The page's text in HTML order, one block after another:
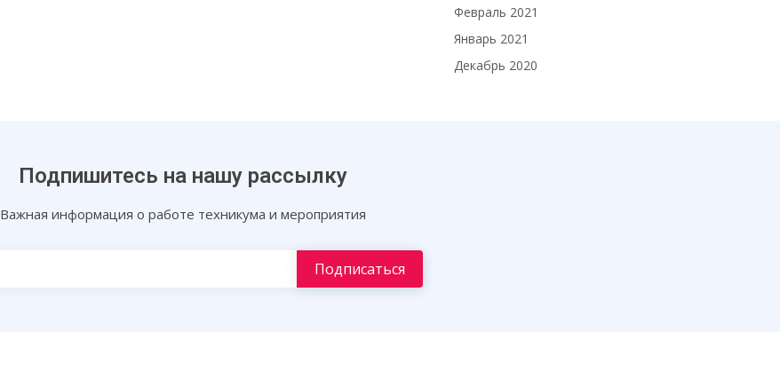
Февраль 2021
Январь 2021
Декабрь 2020
Подпишитесь на нашу рассылку
Важная информация о работе техникума и мероприятия